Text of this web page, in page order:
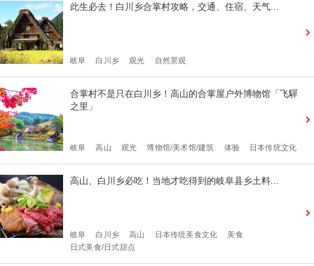
此生必去！白川乡合掌村攻略，交通、住宿、天气...
岐阜 白川乡 观光 自然景观
合掌村不是只在白川乡！高山的合掌屋户外博物馆「飞驒
之里」
岐阜 高山 观光 博物馆/美术馆/建筑 体验 日本传统文化
高山、白川乡必吃！当地才吃得到的岐阜县乡土料...
岐阜 白川乡 高山 日本传统美食文化
美食
日式美食/日式甜点